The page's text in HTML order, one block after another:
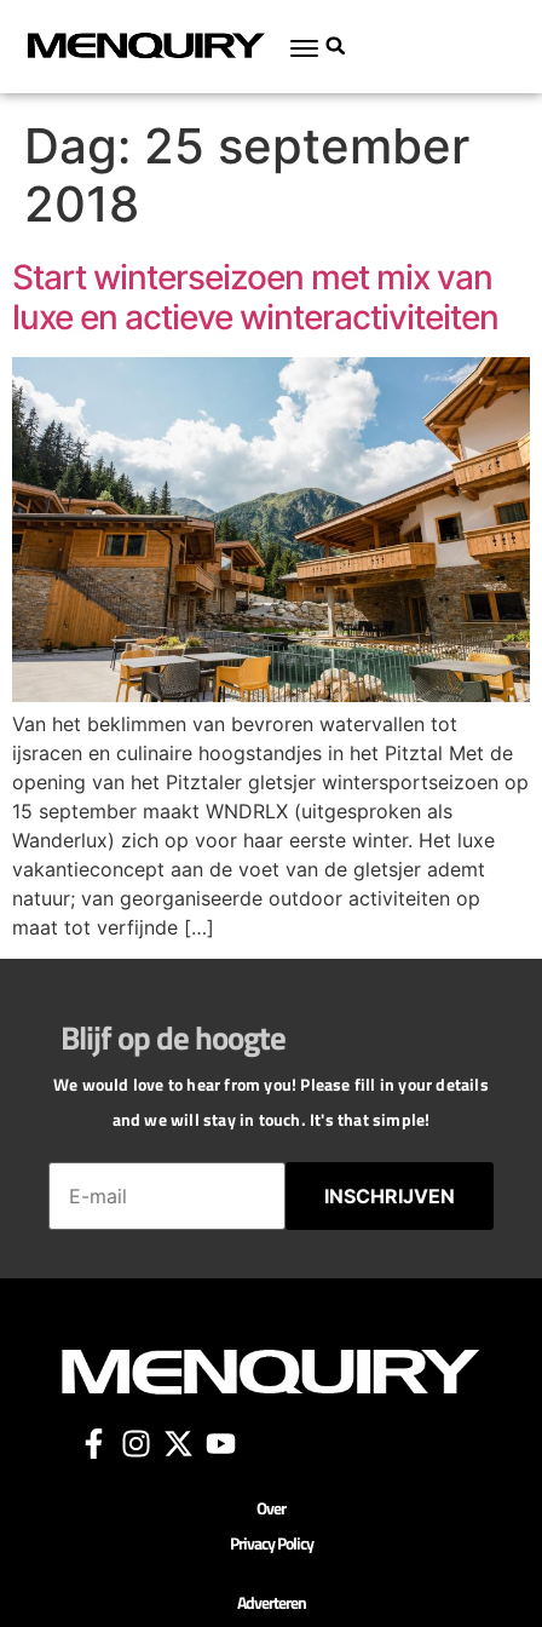
Dag: 25 september
2018
Start winterseizoen met mix van
luxe en actieve winteractiviteiten
Van het beklimmen van bevroren watervallen tot
ijsracen en culinaire hoogstandjes in het Pitztal Met de
opening van het Pitztaler gletsjer wintersportseizoen op
15 september maakt WNDRLX (uitgesproken als
Wanderlux) zich op voor haar eerste winter. Het luxe
vakantieconcept aan de voet van de gletsjer ademt
natuur; van georganiseerde outdoor activiteiten op
maat tot verfijnde […]
Blijf op de hoogte
We would love to hear from you! Please fill in your details
and we will stay in touch. It's that simple!
INSCHRIJVEN
Over
Privacy Policy
Adverteren